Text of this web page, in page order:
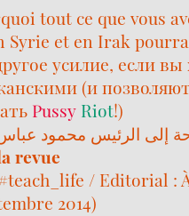
tout ce que vous
Syrie et en Irak
усилие, если
(и
Pussy Riot!)
إلى الرئيس محمود
revue
/ Editorial :
2014)